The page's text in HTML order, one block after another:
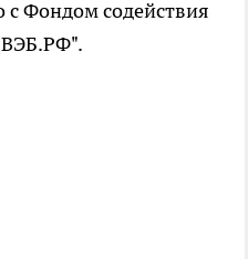
Фондом содействия